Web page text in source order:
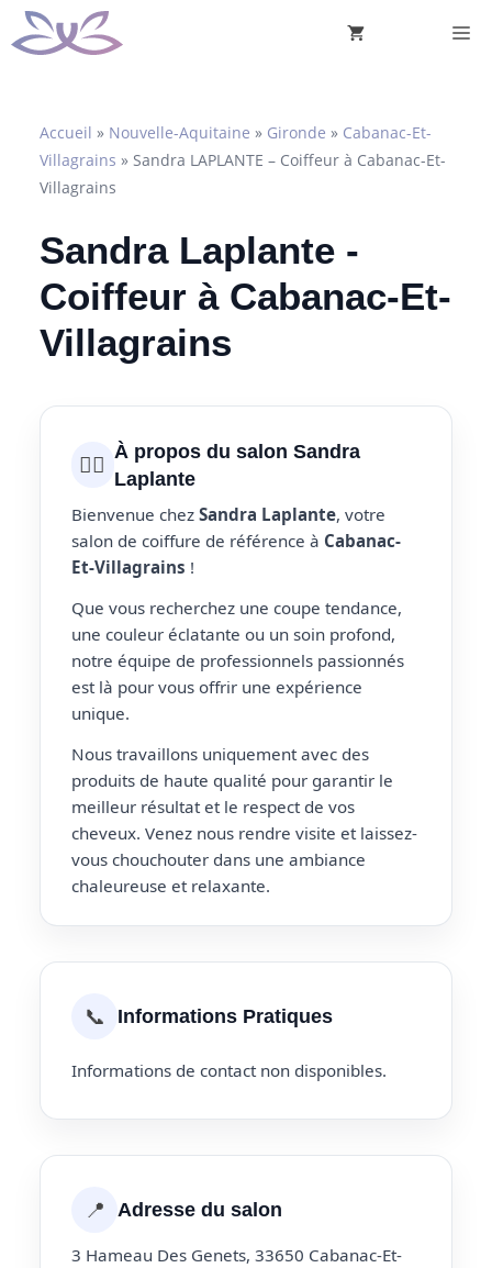
Aller
au
Accueil » Nouvelle-Aquitaine » Gironde » Cabanac-Et-
Villagrains » Sandra LAPLANTE – Coiffeur à Cabanac-Et-
Villagrains
Sandra Laplante -
Coiffeur à Cabanac-Et-
Villagrains
💇‍♀️ À propos du salon Sandra
Laplante
Bienvenue chez Sandra Laplante, votre
salon de coiffure de référence à Cabanac-
Et-Villagrains !
Que vous recherchez une coupe tendance,
une couleur éclatante ou un soin profond,
notre équipe de professionnels passionnés
est là pour vous offrir une expérience
unique.
Nous travaillons uniquement avec des
produits de haute qualité pour garantir le
meilleur résultat et le respect de vos
cheveux. Venez nous rendre visite et laissez-
vous chouchouter dans une ambiance
chaleureuse et relaxante.
📞 Informations Pratiques
Informations de contact non disponibles.
📍 Adresse du salon
3 Hameau Des Genets, 33650 Cabanac-Et-